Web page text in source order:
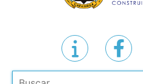
Pesquisar